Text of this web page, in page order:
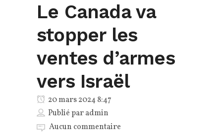
Le Canada va
stopper les
ventes d’armes
vers Israël
20 mars 2024 8:47
Publié paradmin
Aucun commentaire